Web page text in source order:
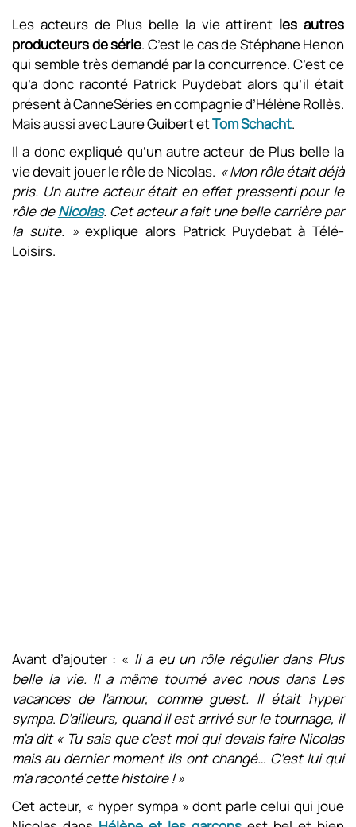
Les acteurs de Plus belle la vie attirent les autres
producteurs de série. C’est le cas de Stéphane Henon
qui semble très demandé par la concurrence. C’est ce
qu’a donc raconté Patrick Puydebat alors qu’il était
présent à CanneSéries en compagnie d’Hélène Rollès.
Mais aussi avec Laure Guibert etTom Schacht.
Il a donc expliqué qu’un autre acteur de Plus belle la
vie devait jouer le rôle de Nicolas. « Mon rôle était déjà
pris. Un autre acteur était en effet pressenti pour le
rôle deNicolas. Cet acteur a fait une belle carrière par
la suite. »explique alors Patrick Puydebat à Télé-
Loisirs.
Avant d’ajouter : « Il a eu un rôle régulier dans Plus
belle la vie. Il a même tourné avec nous dans Les
vacances de l’amour, comme guest. Il était hyper
sympa. D’ailleurs, quand il est arrivé sur le tournage, il
m’a dit « Tu sais que c’est moi qui devais faire Nicolas
mais au dernier moment ils ont changé… C’est lui qui
m’a raconté cette histoire ! »
Cet acteur, « hyper sympa » dont parle celui qui joue